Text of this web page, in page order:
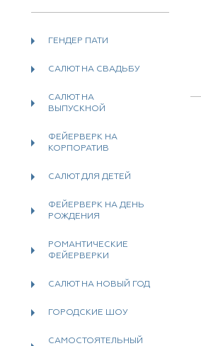
ГЕНДЕР ПАТИ
САЛЮТ НА СВАДЬБУ
САЛЮТ НА
ВЫПУСКНОЙ
ФЕЙЕРВЕРК НА
КОРПОРАТИВ
САЛЮТ ДЛЯ ДЕТЕЙ
ФЕЙЕРВЕРК НА ДЕНЬ
РОЖДЕНИЯ
РОМАНТИЧЕСКИЕ
ФЕЙЕРВЕРКИ
САЛЮТ НА НОВЫЙ ГОД
ГОРОДСКИЕ ШОУ
САМОСТОЯТЕЛЬНЫЙ